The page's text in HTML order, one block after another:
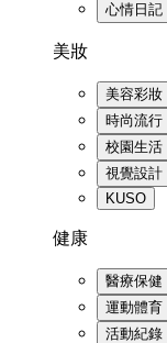
心情日記
美妝
美容彩妝
時尚流行
校園生活
視覺設計
KUSO
健康
醫療保健
運動體育
活動紀錄